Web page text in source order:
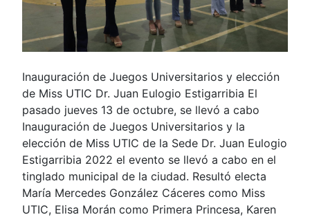
Inauguración de Juegos Universitarios y elección
de Miss UTIC Dr. Juan Eulogio Estigarribia El
pasado jueves 13 de octubre, se llevó a cabo
Inauguración de Juegos Universitarios y la
elección de Miss UTIC de la Sede Dr. Juan Eulogio
Estigarribia 2022 el evento se llevó a cabo en el
tinglado municipal de la ciudad. Resultó electa
María Mercedes González Cáceres como Miss
UTIC, Elisa Morán como Primera Princesa, Karen